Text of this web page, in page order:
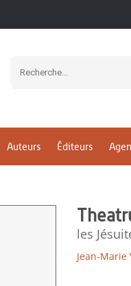
Auteurs Éditeurs
les
Jean-Marie